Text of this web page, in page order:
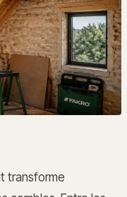
transforme